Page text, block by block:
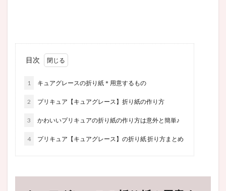
目次
1 キュアグレースの折り紙＊用意するもの
2 プリキュア【キュアグレース】折り紙の作り方
3 かわいいプリキュアの折り紙の作り方は意外と簡単♪
4 プリキュア【キュアグレース】の折り紙 折り方まとめ